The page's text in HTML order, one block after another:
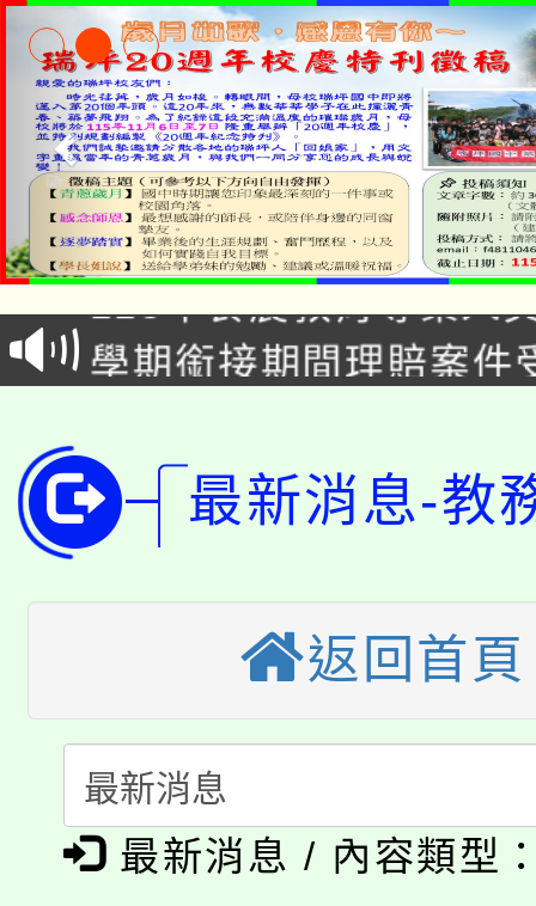
淨零綠生活教案入校路
會
115年食農教育專業人
程
學期銜接期間理賠案件
版
公告本校115學年度第
代理(課)教師甄選結果(
「2026金融保險知識
車」活動
生本土語及新住民語歌
公告本校115學年度第
代理(課)教師甄選結果(
代理(課)教師甄選結果(
轉知中國文化大學推廣
《TA101》溝通分析基
淨零綠生活教案入校路
115年食農教育專業人
最新消息-教
返回首頁
最新消息 / 內容類型